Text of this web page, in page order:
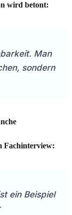
wird betont:
Man
sondern
Fachinterview:
ein Beispiel